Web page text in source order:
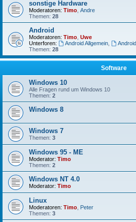
sonstige Hardware
Moderatoren: Timo Andre
Themen: 28
Android
Moderatoren: Timo Uwe
Unterforen:
Android Allgemein,
Themen: 28
Software
Windows 10
Alle Fragen rund um Windows 10
Themen: 2
Windows 8
Windows 7
Themen: 3
Windows 95 - ME
Moderator: Timo
Themen: 2
Windows NT 4.0
Moderator: Timo
Linux
Moderatoren: Timo Peter
Themen: 3